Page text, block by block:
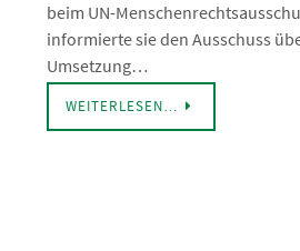
beim UN-
informierte sie den Ausschuss
Umsetzung…
WEITERLESEN…